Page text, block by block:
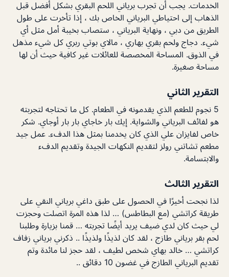
الخدمات. يجب أن تجرب برياني اللحم البقري بشكل أفضل قبل
الذهاب إلى احتياطي البرياني الخاص بك ، إذا تأخرت على طول
الطريق من دبي ، ونهاية البرياني ، ستصاب بخيبة أمل مثل أي
شيء. دجاج ولحم بقري بهاري ، مالاي بوتي ربري كل شيء مذهل
في الذوق. المساحة المخصصة للعائلات غير كافية حيث أن لها
مساحة صغيرة.
التقرير الثاني
5 نجوم للطعم الذي يقدمونه في الطعام. كل ما تحتاجه لتجربته
هو لفائف البرياني والشواية. إيك بار خاجاي بار بار أوجاي. شكر
خاص لفايزان علي الذي كان يخدمنا بمثل هذا الدفء. عمل جيد
مطعم تشاتني رولز لتقديم النكهات الجيدة وتقديم الدفء
والابتسامة.
التقرير الثالث
لذا نجحت أخيرًا في الحصول على طبق داغي برياني النقي على
طريقة كراتشي (مع البطاطس) … لذا هذه المرة اتصلت وحجزت
لي حيث كان لدي ضيف يريد أيضًا تجربته … قمنا بزيارة وطلبنا
لحم بقر برياني طازج ، لقد كان لذيذًا ولذيذًا .. ذكرني برياني زفاف
كراتشي … خالد بهاي شخص لطيف ، لقد حجز لنا مائدة وتم
تقديم البرياني الطازج في غضون 10 دقائق ..